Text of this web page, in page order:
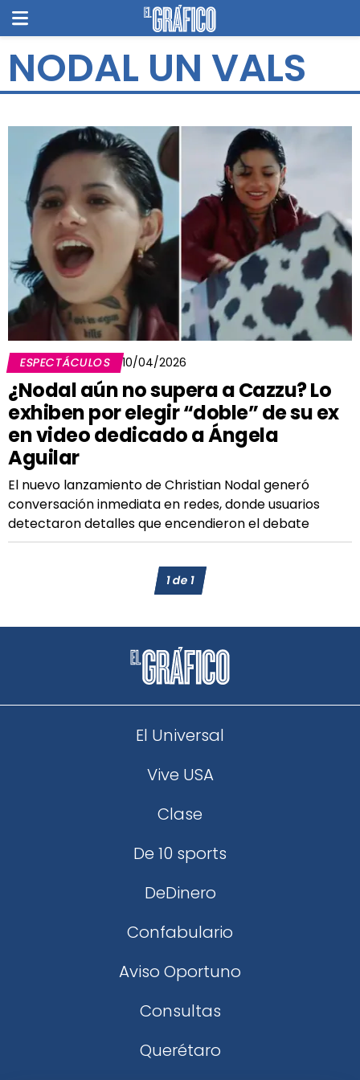
NODAL UN VALS
ESPECTÁCULOS 10/04/2026
¿Nodal aún no supera a Cazzu? Lo
exhiben por elegir “doble” de su ex
en video dedicado a Ángela
Aguilar
El nuevo lanzamiento de Christian Nodal generó
conversación inmediata en redes, donde usuarios
detectaron detalles que encendieron el debate
1de1
El Universal
Vive USA
Clase
De 10 sports
DeDinero
Confabulario
Aviso Oportuno
Consultas
Querétaro